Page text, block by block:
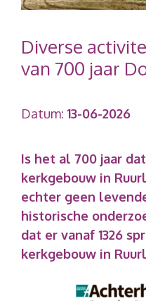
Diverse
van 700 jaar
Datum: 13-06-2026
Is het al 700 jaar
kerkgebouw in
echter geen
historische
dat er vanaf 1326
kerkgebouw in